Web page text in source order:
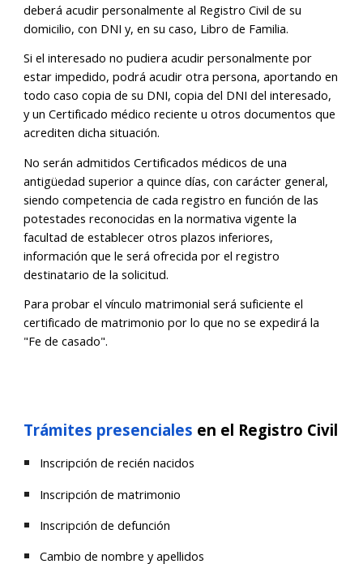
deberá acudir personalmente al Registro Civil de su
domicilio, con DNI y, en su caso, Libro de Familia.
Si el interesado no pudiera acudir personalmente por
estar impedido, podrá acudir otra persona, aportando en
todo caso copia de su DNI, copia del DNI del interesado,
y un Certificado médico reciente u otros documentos que
acrediten dicha situación.
No serán admitidos Certificados médicos de una
antigüedad superior a quince días, con carácter general,
siendo competencia de cada registro en función de las
potestades reconocidas en la normativa vigente la
facultad de establecer otros plazos inferiores,
información que le será ofrecida por el registro
destinatario de la solicitud.
Para probar el vínculo matrimonial será suficiente el
certificado de matrimonio por lo que no se expedirá la
"Fe de casado".
Trámites presenciales en el Registro Civil
Inscripción de recién nacidos
Inscripción de matrimonio
Inscripción de defunción
Cambio de nombre y apellidos